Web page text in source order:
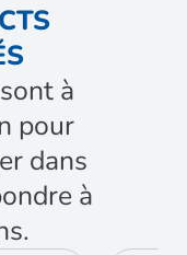
à
pour
dans
à